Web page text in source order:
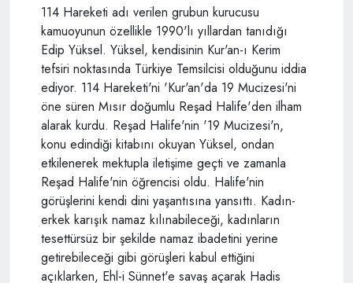
114 Hareketi adı verilen grubun kurucusu
kamuoyunun özellikle 1990'lı yıllardan tanıdığı
Edip Yüksel. Yüksel, kendisinin Kur'an-ı Kerim
tefsiri noktasında Türkiye Temsilcisi olduğunu iddia
ediyor. 114 Hareketi'ni 'Kur'an'da 19 Mucizesi'ni
öne süren Mısır doğumlu Reşad Halife'den ilham
alarak kurdu. Reşad Halife'nin '19 Mucizesi'n,
konu edindiği kitabını okuyan Yüksel, ondan
etkilenerek mektupla iletişime geçti ve zamanla
Reşad Halife'nin öğrencisi oldu. Halife'nin
görüşlerini kendi dini yaşantısına yansıttı. Kadın-
erkek karışık namaz kılınabileceği, kadınların
tesettürsüz bir şekilde namaz ibadetini yerine
getirebileceği gibi görüşleri kabul ettiğini
açıklarken, Ehl-i Sünnet'e savaş açarak Hadis